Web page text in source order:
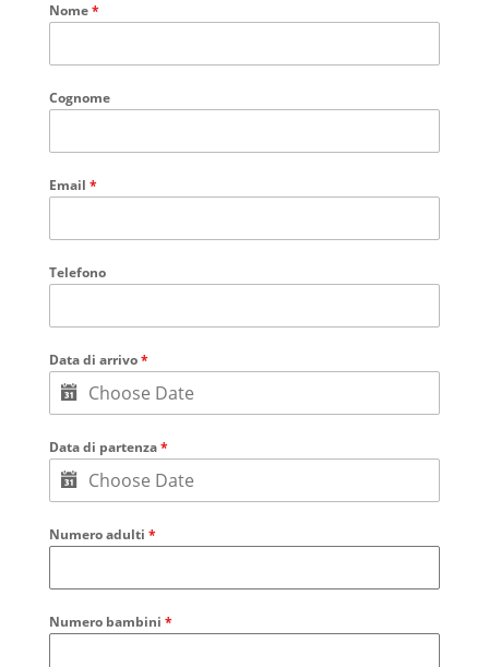
Nome*
Cognome
Email *
Telefono
Data di arrivo*
Data di partenza*
Numero adulti *
Numero bambini *